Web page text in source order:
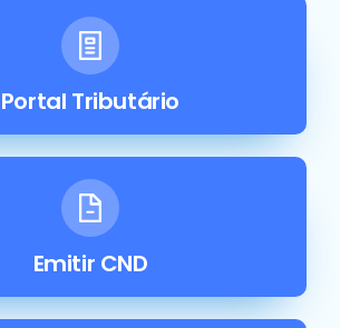
Portal Tributário
Emitir CND